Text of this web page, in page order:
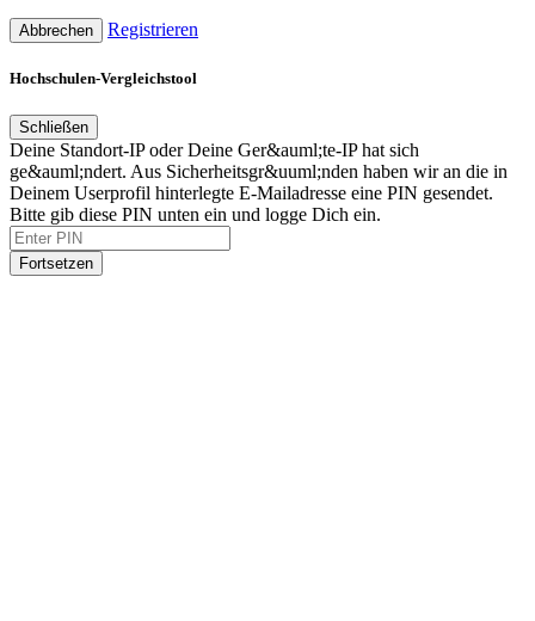
Abbrechen Registrieren
Hochschulen-Vergleichstool
Schließen
Deine Standort-IP oder Deine Ger&auml;te-IP hat sich
ge&auml;ndert. Aus Sicherheitsgr&uuml;nden haben wir an die in
Deinem Userprofil hinterlegte E-Mailadresse eine PIN gesendet.
Bitte gib diese PIN unten ein und logge Dich ein.
Fortsetzen